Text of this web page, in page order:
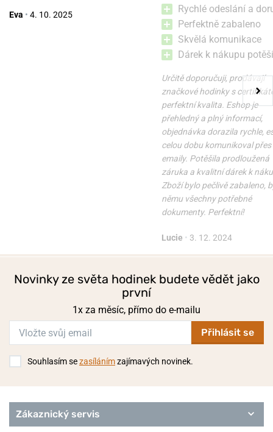
Eva • 4. 10. 2025
Rychlé odeslání a
Perfektně zabaleno
Skvělá komunikace
Dárek k nákupu
Určitě doporučuji, prodávají
značkové hodinky s
perfektní kvalita. Eshop je
přehledný a plný informací,
objednávka dorazila rychle,
celou dobu komunikoval přes
emaily. Potěšila prodloužená
záruka a kvalitní dárek k
Zboží bylo pečlivě zabaleno,
němu všechny potřebné
dokumenty. Perfektní!
Lucie • 3. 12. 2024
Novinky ze světa hodinek budete vědět jako
první
1x za měsíc, přímo do e-mailu
Přihlásit se
Souhlasím sezasílánímzajímavých novinek.
Zákaznický servis